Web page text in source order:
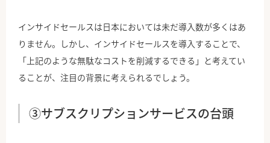
インサイドセールスは日本においては未だ導入数が多くはあ
りません。しかし、インサイドセールスを導入することで、
「上記のような無駄なコストを削減するできる」と考えてい
ることが、注目の背景に考えられるでしょう。
③サブスクリプションサービスの台頭